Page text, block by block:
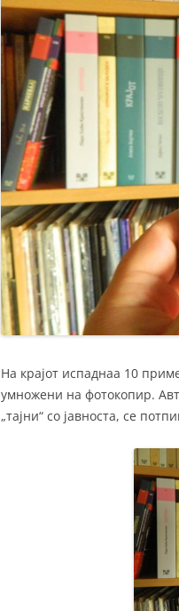
На крајот испаднаа 10
умножени на фотокопир.
„тајни“ со јавноста, се